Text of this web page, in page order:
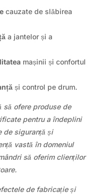
cauzate de slăbirea
a jantelor și a
mașinii și confortul
și control pe drum.
să ofere produse de
pentru a îndeplini
de siguranță și
vastă în domeniul
să oferim clienților
de fabricație și